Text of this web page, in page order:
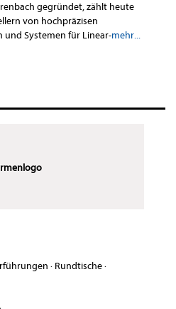
gegründet, zählt heute
von hochpräzisen
und Systemen für Linear-mehr...
· Rundtische·